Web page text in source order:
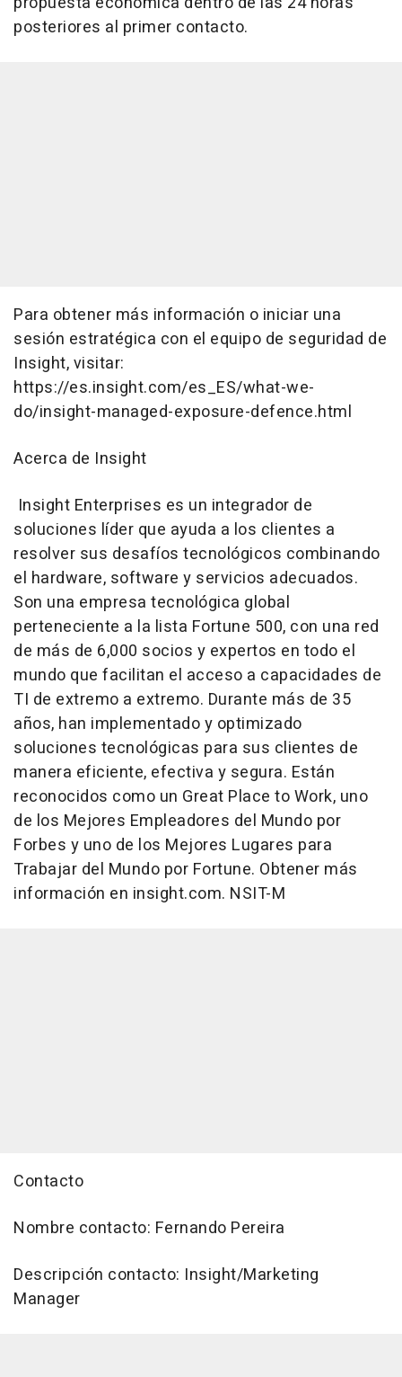
posteriores al primer contacto.
Para obtener más información o iniciar una
sesión estratégica con el equipo de seguridad de
Insight, visitar:
https://es.insight.com/es_ES/what-we-
do/insight-managed-exposure-defence.html
Acerca de Insight
Insight Enterprises es un integrador de
soluciones líder que ayuda a los clientes a
resolver sus desafíos tecnológicos combinando
el hardware, software y servicios adecuados.
Son una empresa tecnológica global
perteneciente a la lista Fortune 500, con una red
de más de 6,000 socios y expertos en todo el
mundo que facilitan el acceso a capacidades de
TI de extremo a extremo. Durante más de 35
años, han implementado y optimizado
soluciones tecnológicas para sus clientes de
manera eficiente, efectiva y segura. Están
reconocidos como un Great Place to Work, uno
de los Mejores Empleadores del Mundo por
Forbes y uno de los Mejores Lugares para
Trabajar del Mundo por Fortune. Obtener más
información en insight.com. NSIT-M
Contacto
Nombre contacto: Fernando Pereira
Descripción contacto: Insight/Marketing
Manager